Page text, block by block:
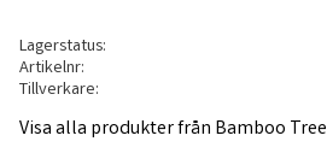
Lagerstatus
Artikelnr
Tillverkare
Visa alla produkter från Bamboo Tree